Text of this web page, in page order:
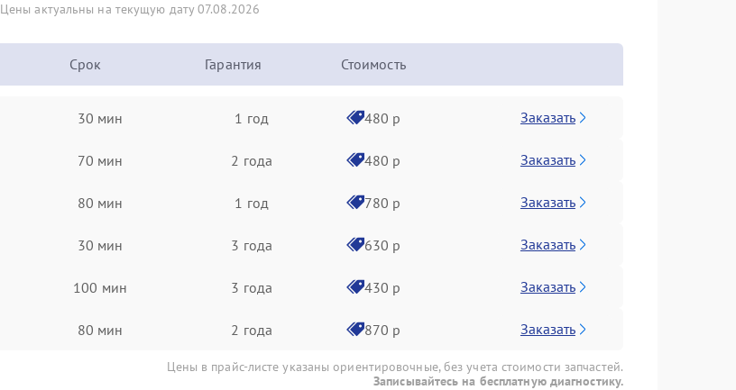
Цены актуальны на текущую дату 07.08.2026
Срок Гарантия Стоимость
30 мин 1 год 480 р Заказать
70 мин 2 года 480 р Заказать
80 мин 1 год 780 р Заказать
30 мин 3 года 630 р Заказать
100 мин 3 года 430 р Заказать
80 мин 2 года 870 р Заказать
Цены в прайс-листе указаны ориентировочные, без учета стоимости запчастей.
Записывайтесь на бесплатную диагностику.